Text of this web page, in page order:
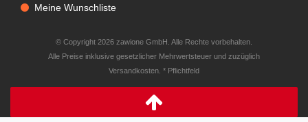
Meine Wunschliste
© Copyright 2026 zawione GmbH. Alle Rechte vorbehalten.
Alle Preise inklusive gesetzlicher Mehrwertsteuer und zuzüglich
Versandkosten. * Pflichtfeld